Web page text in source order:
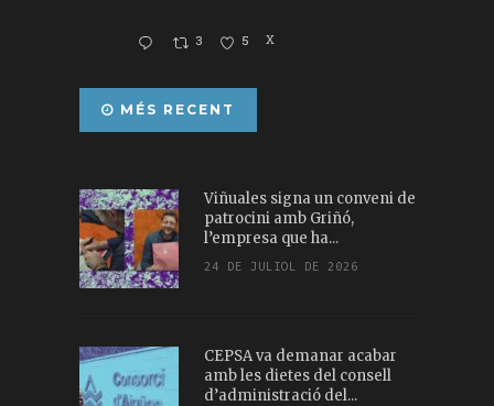
3 5 X
MÉS RECENT
Viñuales signa un conveni de
patrocini amb Griñó,
l’empresa que ha...
24 DE JULIOL DE 2026
CEPSA va demanar acabar
amb les dietes del consell
d’administració del...